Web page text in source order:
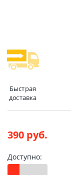
Быстрая
доставка
390 руб.
Доступно: